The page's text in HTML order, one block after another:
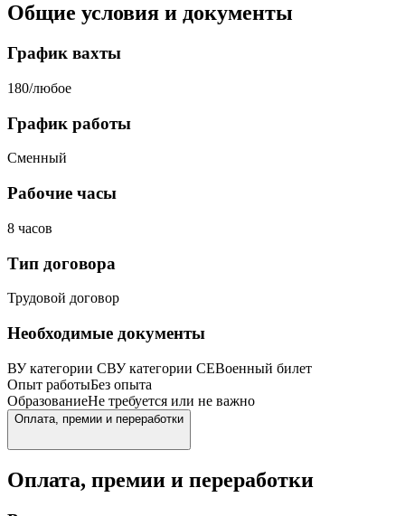
Общие условия и документы
График вахты
180/любое
График работы
Сменный
Рабочие часы
8 часов
Тип договора
Трудовой договор
Необходимые документы
ВУ категории СВУ категории СЕВоенный билет
Опыт работыБез опыта
ОбразованиеНе требуется или не важно
Оплата, премии и переработки
Оплата, премии и переработки